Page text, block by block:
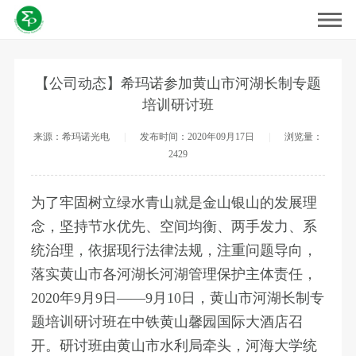
【公司动态】希玛诺参加黄山市河湖长制专题
培训研讨班
来源：希玛诺光电 发布时间：2020年09月17日
浏览量：
2429
为了牢固树立绿水青山就是金山银山的发展理
念，坚持节水优先、空间均衡、两手发力、系
统治理，依据现行法律法规，注重问题导向，
落实黄山市各河湖长河湖管理保护主体责任，
2020年9月9日——9月10日，黄山市河湖长制专
题培训研讨班在中铁黄山馨园国际大酒店召
开。研讨班由黄山市水利局牵头，河海大学统